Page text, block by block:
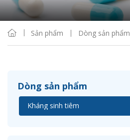
Sản phẩm Dòng sản phẩm
Dòng sản phẩm
Hiển thị